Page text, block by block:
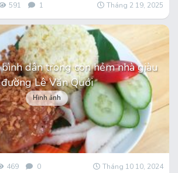
591 1 Tháng 2 19, 2025
dân trong con hẻm nhà giàu
đường Lê Văn Quới
Hình ảnh
469 0 Tháng 10 10, 2024